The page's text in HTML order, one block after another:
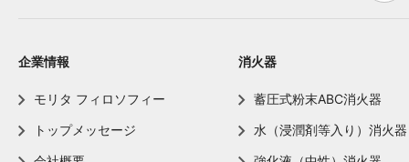
企業情報
モリタ フィロソフィー
トップメッセージ
消火器
蓄圧式粉末ABC消火器
水（浸潤剤等入り）消火器